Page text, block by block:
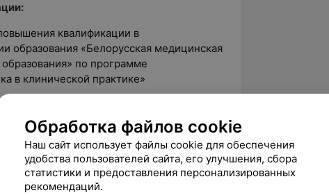
квалификации в
образования «Белорусская медицинская
по программе
в клинической практике»
квалификации в
образования «Белорусская медицинская
по программе «Лучевая
пищеварения»
квалификации в
образования «Белорусский
Обработка файлов cookie
Наш сайт использует файлы cookie для обеспечения
удобства пользователей сайта, его улучшения, сбора
статистики и предоставления персонализированных
рекомендаций.